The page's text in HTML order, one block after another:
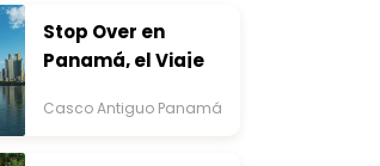
Stop Over en
Panamá, el Viaje
Destino
Casco Antiguo Panamá